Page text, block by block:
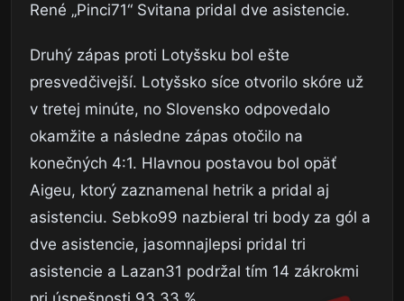
René „Pinci71“ Svitana pridal dve asistencie.
Druhý zápas proti Lotyšsku bol ešte
presvedčivejší. Lotyšsko síce otvorilo skóre už
v tretej minúte, no Slovensko odpovedalo
okamžite a následne zápas otočilo na
konečných 4:1. Hlavnou postavou bol opäť
Aigeu, ktorý zaznamenal hetrik a pridal aj
asistenciu. Sebko99 nazbieral tri body za gól a
dve asistencie, jasomnajlepsi pridal tri
asistencie a Lazan31 podržal tím 14 zákrokmi